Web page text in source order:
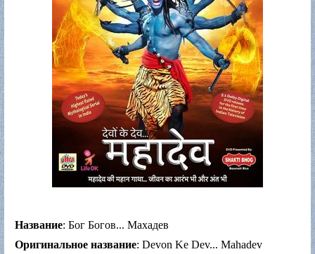
Название: Бог Богов... Махадев
Оригинальное название: Devon Ke Dev... Mahadev